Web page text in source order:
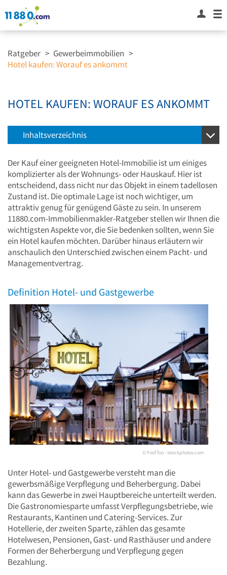
Ratgeber > Gewerbeimmobilien >
Hotel kaufen: Worauf es ankommt
HOTEL KAUFEN: WORAUF ES ANKOMMT
Inhaltsverzeichnis
Der Kauf einer geeigneten Hotel-Immobilie ist um einiges
komplizierter als der Wohnungs- oder Hauskauf. Hier ist
entscheidend, dass nicht nur das Objekt in einem tadellosen
Zustand ist. Die optimale Lage ist noch wichtiger, um
attraktiv genug für genügend Gäste zu sein. In unserem
11880.com-Immobilienmakler-Ratgeber stellen wir Ihnen die
wichtigsten Aspekte vor, die Sie bedenken sollten, wenn Sie
ein Hotel kaufen möchten. Darüber hinaus erläutern wir
anschaulich den Unterschied zwischen einem Pacht- und
Managementvertrag.
Definition Hotel- und Gastgewerbe
© FooTToo - istockphotos.com
Unter Hotel- und Gastgewerbe versteht man die
gewerbsmäßige Verpflegung und Beherbergung. Dabei
kann das Gewerbe in zwei Hauptbereiche unterteilt werden.
Die Gastronomiesparte umfasst Verpflegungsbetriebe, wie
Restaurants, Kantinen und Catering-Services. Zur
Hotellerie, der zweiten Sparte, zählen das gesamte
Hotelwesen, Pensionen, Gast- und Rasthäuser und andere
Formen der Beherbergung und Verpflegung gegen
Bezahlung.